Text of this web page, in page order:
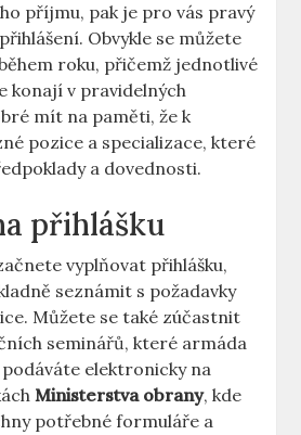
příjmu, pak je pro vás pravý
Obvykle se můžete
roku, přičemž jednotlivé
konají v pravidelných
mít na paměti, že k
pozice a specializace, které
a dovednosti.
přihlášku
vyplňovat přihlášku,
seznámit s požadavky
Můžete se také zúčastnit
seminářů, které armáda
elektronicky na
Ministerstva obrany, kde
potřebné formuláře a